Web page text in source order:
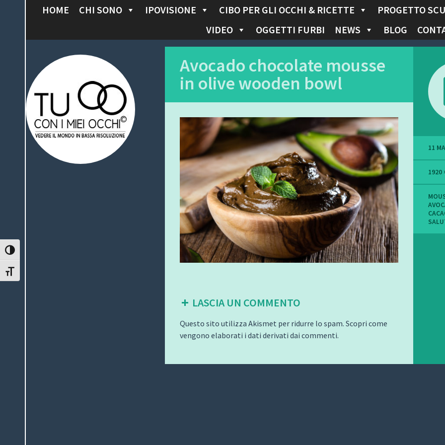
ATTIVA/DISATTIVA ALTO CONTRASTO
ATTIVA/DISATTIVA DIMENSIONE TESTO
I
C
O
N
T
HOME CHI SONO IPOVISIONE CIBO PER GLI OCCHI & RICETTE PROGETTO
VIDEO
OGGETTI FURBI NEWS BLOG
Tu con i miei
occhi
Avocado chocolate mousse
in olive wooden bowl
LASCIA UN COMMENTO
Questo sito utilizza Akismet per ridurre lo spam. Scopri come
vengono elaborati i dati derivati dai commenti.
11
1920